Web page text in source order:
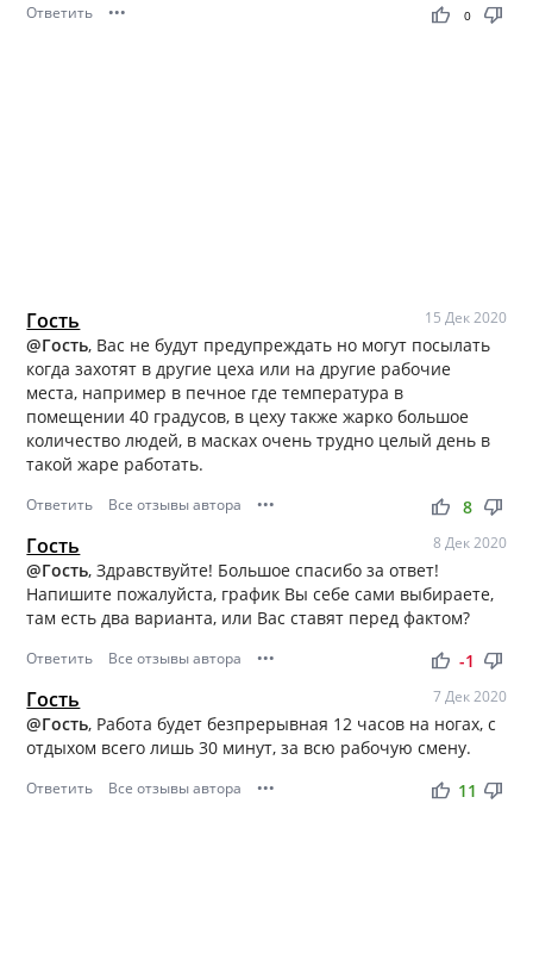
Ответить ••• thumb_up thumb_down
0
Гость 15 Дек 2020
@Гость, Вас не будут предупреждать но могут посылать
когда захотят в другие цеха или на другие рабочие
места, например в печное где температура в
помещении 40 градусов, в цеху также жарко большое
количество людей, в масках очень трудно целый день в
такой жаре работать.
Ответить Все отзывы автора ••• thumb_up thumb_down
8
Гость 8 Дек 2020
@Гость, Здравствуйте! Большое спасибо за ответ!
Напишите пожалуйста, график Вы себе сами выбираете,
там есть два варианта, или Вас ставят перед фактом?
Ответить Все отзывы автора ••• thumb_up thumb_down
-1
Гость 7 Дек 2020
@Гость, Работа будет безпрерывная 12 часов на ногах, с
отдыхом всего лишь 30 минут, за всю рабочую смену.
Ответить Все отзывы автора ••• thumb_up thumb_down
11